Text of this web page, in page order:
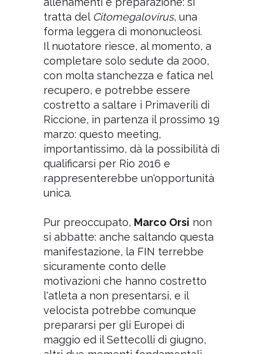
tratta del Citomegalovirus, una
forma leggera di mononucleosi.
Il nuotatore riesce, al momento, a
completare solo sedute da 2000,
con molta stanchezza e fatica nel
recupero, e potrebbe essere
costretto a saltare i Primaverili di
Riccione, in partenza il prossimo 19
marzo: questo meeting,
importantissimo, dà la possibilità di
qualificarsi per Rio 2016 e
rappresenterebbe un'opportunità
unica.
Pur preoccupato, Marco Orsi non
si abbatte: anche saltando questa
manifestazione, la FIN terrebbe
sicuramente conto delle
motivazioni che hanno costretto
l'atleta a non presentarsi, e il
velocista potrebbe comunque
prepararsi per gli Europei di
maggio ed il Settecolli di giugno,